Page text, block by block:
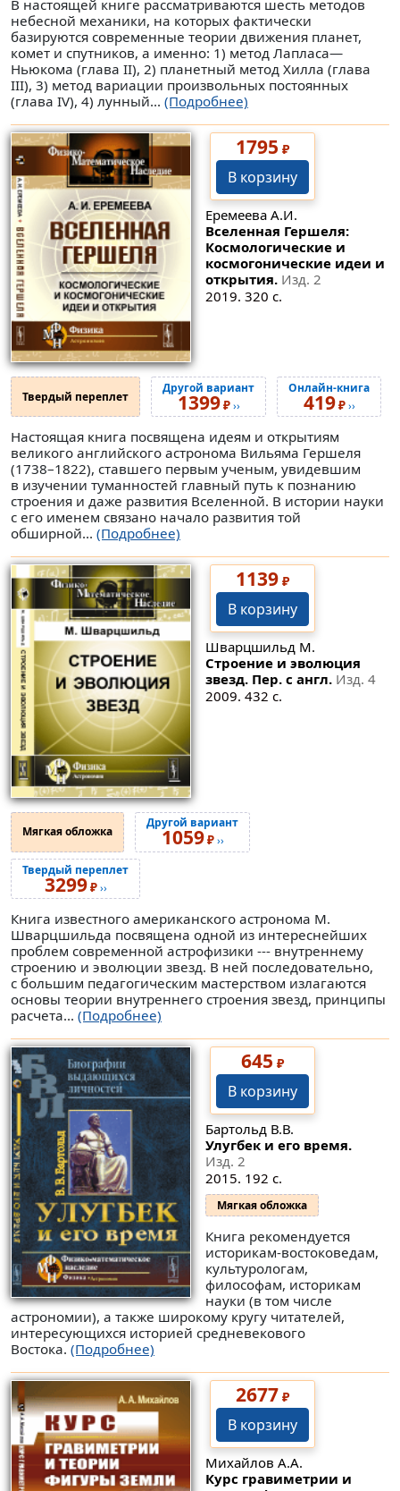
В настоящей книге рассматриваются шесть методов
небесной механики, на которых фактически
базируются современные теории движения планет,
комет и спутников, а именно: 1) метод Лапласа—
Ньюкома (глава II), 2) планетный метод Хилла (глава
III), 3) метод вариации произвольных постоянных
(глава IV), 4) лунный... (Подробнее)
1795 ₽
В корзину
Еремеева А.И.
Вселенная Гершеля:
Космологические и
космогонические идеи и
открытия. Изд. 2
2019. 320 с.
Твердый переплет
Другой вариант
1399₽››
Онлайн-книга
419₽››
Настоящая книга посвящена идеям и открытиям
великого английского астронома Вильяма Гершеля
(1738–1822), ставшего первым ученым, увидевшим
в изучении туманностей главный путь к познанию
строения и даже развития Вселенной. В истории науки
с его именем связано начало развития той
обширной... (Подробнее)
1139₽
В корзину
Шварцшильд М.
Строение и эволюция
звезд. Пер. с англ. Изд. 4
2009. 432 с.
Мягкая обложка
Другой вариант
1059₽››
Твердый переплет
3299₽››
Книга известного американского астронома М.
Шварцшильда посвящена одной из интереснейших
проблем современной астрофизики --- внутреннему
строению и эволюции звезд. В ней последовательно,
с большим педагогическим мастерством излагаются
основы теории внутреннего строения звезд, принципы
расчета... (Подробнее)
645 ₽
В корзину
Бартольд В.В.
Улугбек и его время.
Изд. 2
2015. 192 с.
Мягкая обложка
Книга рекомендуется
историкам-востоковедам,
культурологам,
философам, историкам
науки (в том числе
астрономии), а также широкому кругу читателей,
интересующихся историей средневекового
Востока. (Подробнее)
2677 ₽
В корзину
Михайлов А.А.
Курс гравиметрии и